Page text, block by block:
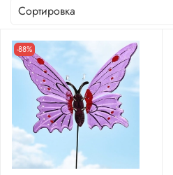
-88%